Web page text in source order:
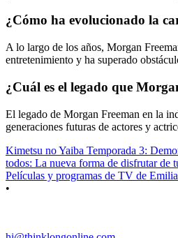
¿Cómo ha evolucionado la
A lo largo de los años, Morgan
entretenimiento y ha superado
¿Cuál es el legado que
El legado de Morgan Freeman en la
generaciones futuras de actores y
Kimetsu no Yaiba Temporada 3:
todos: La nueva forma de disfrutar de
Películas y programas de TV de
•